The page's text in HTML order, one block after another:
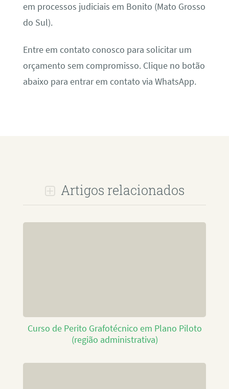
em processos judiciais em Bonito (Mato Grosso
do Sul).
Entre em contato conosco para solicitar um
orçamento sem compromisso. Clique no botão
abaixo para entrar em contato via WhatsApp.
Artigos relacionados
Curso de Perito Grafotécnico em Plano Piloto
(região administrativa)